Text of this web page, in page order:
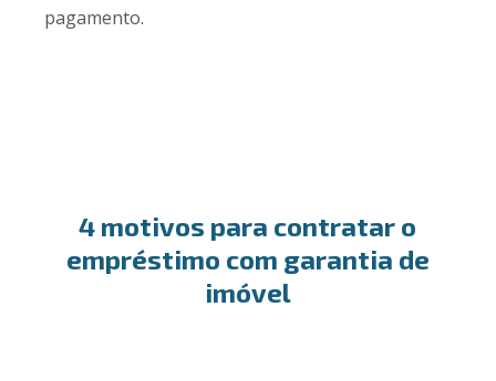
pagamento.
4 motivos para contratar o
empréstimo com garantia de
imóvel